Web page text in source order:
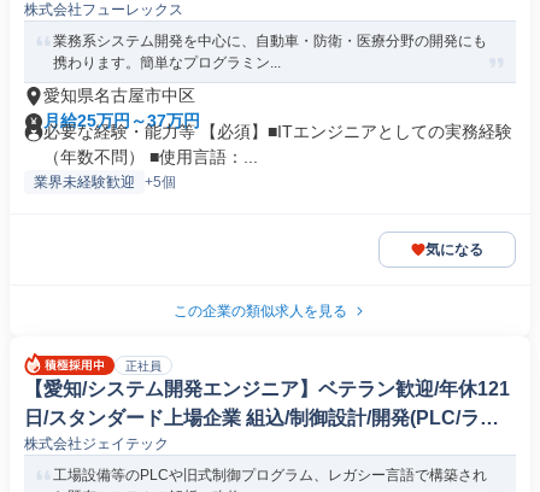
株式会社フューレックス
業務系システム開発を中心に、自動車・防衛・医療分野の開発にも
携わります。簡単なプログラミン...
愛知県名古屋市中区
月給25万円～37万円
必要な経験・能力等 【必須】■ITエンジニアとしての実務経験
（年数不問） ■使用言語：...
業界未経験歓迎 +5個
気になる
この企業の類似求人を見る
正社員
【愛知/システム開発エンジニア】ベテラン歓迎/年休121
日/スタンダード上場企業 組込/制御設計/開発(PLC/ラダ
ー/シーケンス制御)
株式会社ジェイテック
工場設備等のPLCや旧式制御プログラム、レガシー言語で構築され